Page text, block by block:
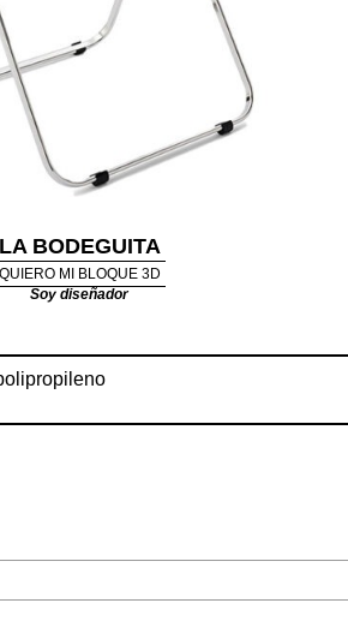
LA BODEGUITA
QUIERO MI BLOQUE 3D
Soy diseñador